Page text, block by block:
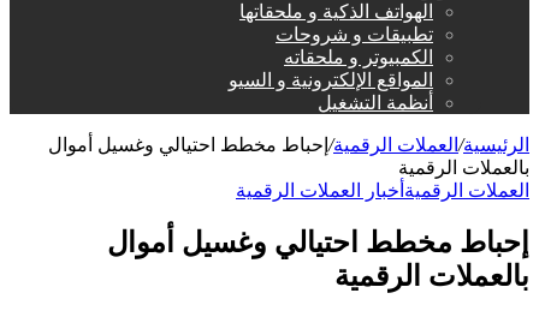
الهواتف الذكية و ملحقاتها
تطبيقات و شروحات
الكمبيوتر و ملحقاته
المواقع الإلكترونية و السيو
أنظمة التشغيل
الرئيسية/ العملات الرقمية/ إحباط مخطط احتيالي وغسيل أموال
بالعملات الرقمية
العملات الرقمية أخبار العملات الرقمية
إحباط مخطط احتيالي وغسيل أموال
بالعملات الرقمية